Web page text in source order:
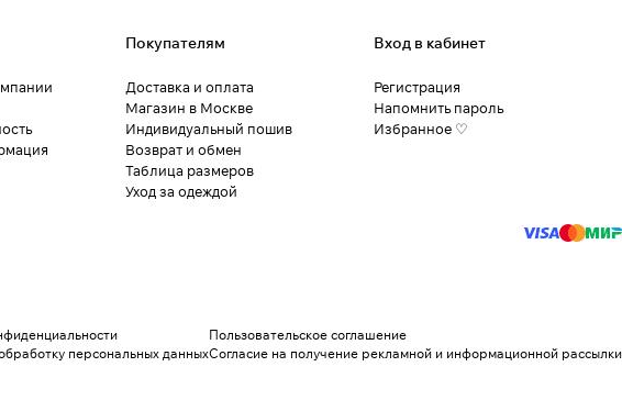
Покупателям
Доставка и оплата
Магазин в Москве
Индивидуальный пошив
Возврат и обмен
Таблица размеров
Уход за одеждой
Вход в кабинет
Регистрация
Напомнить пароль
Избранное ♡
персональных данных
Пользовательское соглашение
Согласие на получение рекламной и информационной рассылки